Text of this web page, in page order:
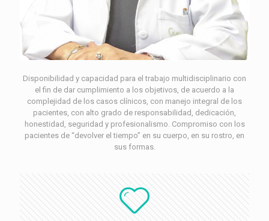
Disponibilidad y capacidad para el trabajo multidisciplinario con
el fin de dar cumplimiento a los objetivos, de acuerdo a la
complejidad de los casos clínicos, con manejo integral de los
pacientes, con alto grado de responsabilidad, dedicación,
honestidad, seguridad y profesionalismo. Compromiso con los
pacientes de “devolver el tiempo” en su cuerpo, en su rostro, en
sus formas.